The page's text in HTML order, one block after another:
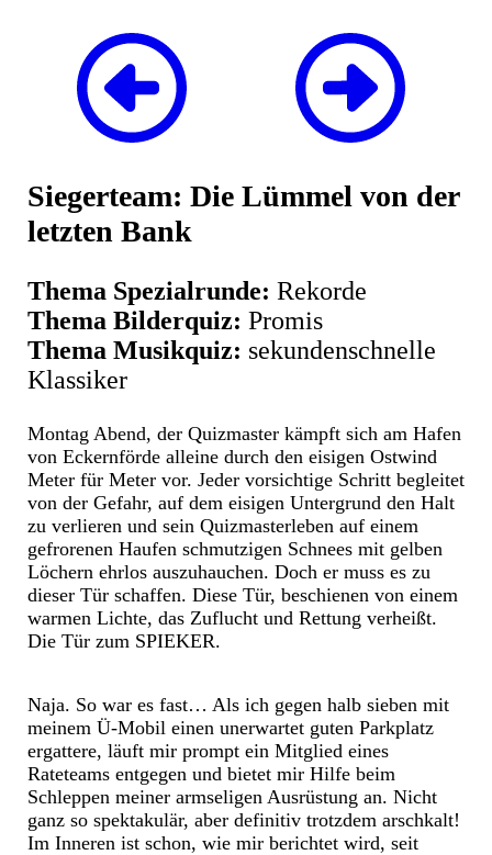
Siegerteam: Die Lümmel von der
letzten Bank
Thema Spezialrunde: Rekorde
Thema Bilderquiz: Promis
Thema Musikquiz: sekundenschnelle
Klassiker
Montag Abend, der Quizmaster kämpft sich am Hafen
von Eckernförde alleine durch den eisigen Ostwind
Meter für Meter vor. Jeder vorsichtige Schritt begleitet
von der Gefahr, auf dem eisigen Untergrund den Halt
zu verlieren und sein Quizmasterleben auf einem
gefrorenen Haufen schmutzigen Schnees mit gelben
Löchern ehrlos auszuhauchen. Doch er muss es zu
dieser Tür schaffen. Diese Tür, beschienen von einem
warmen Lichte, das Zuflucht und Rettung verheißt.
Die Tür zum SPIEKER.
Naja. So war es fast… Als ich gegen halb sieben mit
meinem Ü-Mobil einen unerwartet guten Parkplatz
ergattere, läuft mir prompt ein Mitglied eines
Rateteams entgegen und bietet mir Hilfe beim
Schleppen meiner armseligen Ausrüstung an. Nicht
ganz so spektakulär, aber definitiv trotzdem arschkalt!
Im Inneren ist schon, wie mir berichtet wird, seit